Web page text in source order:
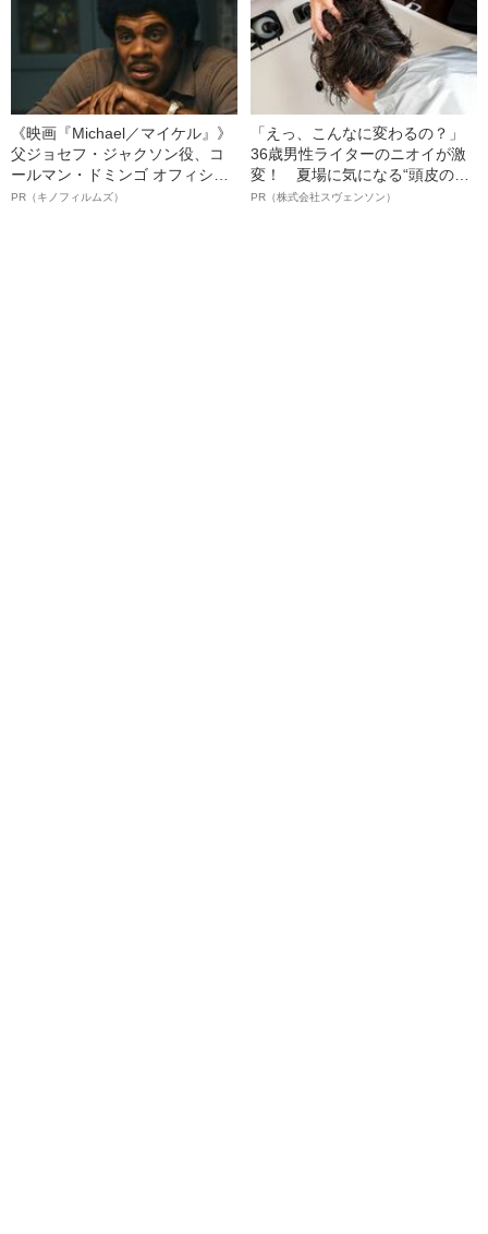
《映画『Michael／マイケル』》
父ジョセフ・ジャクソン役、コ
ールマン・ドミンゴ オフィシャ
ルインタビュー“観客を魅了した
PR（キノフィルムズ）
「えっ、こんなに変わるの？」
36歳男性ライターのニオイが激
変！ 夏場に気になる“頭皮のニ
オイ”や“ベタつき”を解消す
PR（株式会社スヴェンソン）